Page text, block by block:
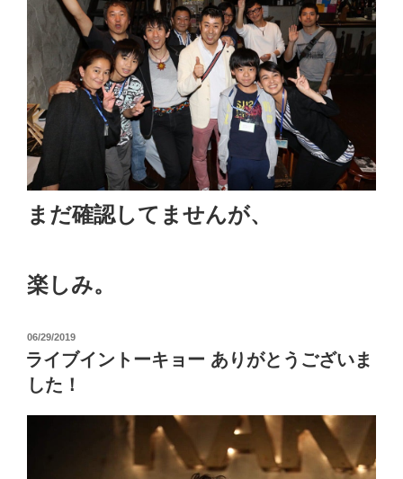
まだ確認してませんが、
楽しみ。
投
稿
日:
06/29/2019
ライブイントーキョー ありがとうございま
した！